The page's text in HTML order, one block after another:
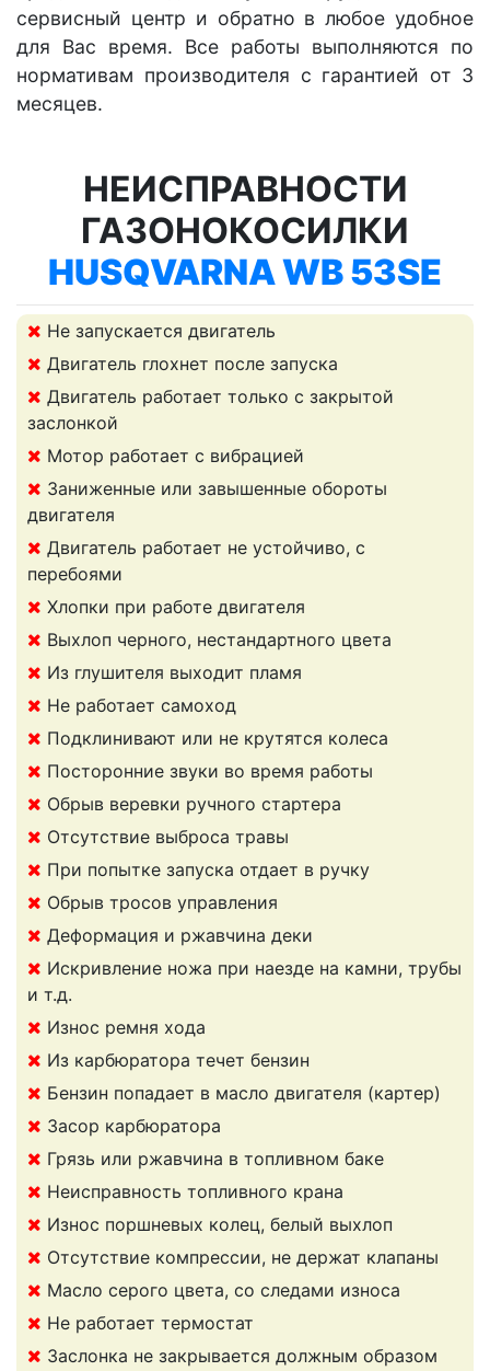
сервисный центр и обратно в любое удобное
для Вас время. Все работы выполняются по
нормативам производителя с гарантией от 3
месяцев.
НЕИСПРАВНОСТИ
ГАЗОНОКОСИЛКИ
HUSQVARNA WB 53SE
Не запускается двигатель
Двигатель глохнет после запуска
Двигатель работает только с закрытой
заслонкой
Мотор работает с вибрацией
Заниженные или завышенные обороты
двигателя
Двигатель работает не устойчиво, с
перебоями
Хлопки при работе двигателя
Выхлоп черного, нестандартного цвета
Из глушителя выходит пламя
Не работает самоход
Подклинивают или не крутятся колеса
Посторонние звуки во время работы
Обрыв веревки ручного стартера
Отсутствие выброса травы
При попытке запуска отдает в ручку
Обрыв тросов управления
Деформация и ржавчина деки
Искривление ножа при наезде на камни, трубы
и т.д.
Износ ремня хода
Из карбюратора течет бензин
Бензин попадает в масло двигателя (картер)
Засор карбюратора
Грязь или ржавчина в топливном баке
Неисправность топливного крана
Износ поршневых колец, белый выхлоп
Отсутствие компрессии, не держат клапаны
Масло серого цвета, со следами износа
Не работает термостат
Заслонка не закрывается должным образом